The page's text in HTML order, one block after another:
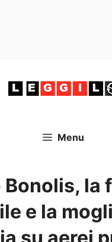
Menu
Bonolis, la
e la